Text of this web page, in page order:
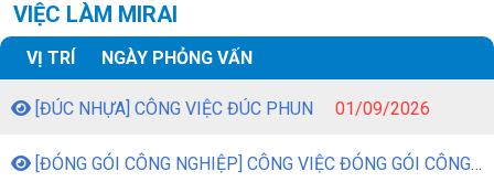
VIỆC LÀM MIRAI
VỊ TRÍ NGÀY PHỎNG VẤN
[ĐÚC NHỰA] CÔNG VIỆC ĐÚC PHUN 01/09/2026
[ĐÓNG GÓI CÔNG NGHIỆP] CÔNG VIỆC ĐÓNG GÓI CÔNG NGHIỆP